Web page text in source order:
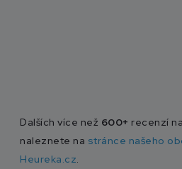
Dalších více než 600+ recenzí
naleznete na stránce našeho
Heureka.cz.